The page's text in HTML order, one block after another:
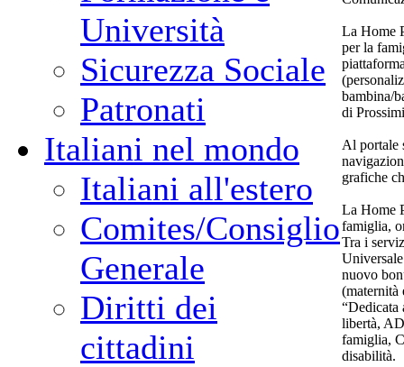
Università
Sicurezza Sociale
Patronati
Italiani nel mondo
Italiani all'estero
Comites/Consiglio
Generale
Diritti dei
cittadini
La Home
per la
bambina/
di
Al portale
grafiche
La Home
famiglia,
Tra i
nuovo
(maternità
“Dedicata
libertà,
famiglia,
disabilità.